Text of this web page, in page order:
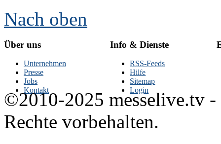
Nach oben
Über uns
Unternehmen
Presse
Jobs
Kontakt
Info & Dienste
RSS-Feeds
Hilfe
Sitemap
Login
©2010-2025 messelive.tv -
Rechte vorbehalten.